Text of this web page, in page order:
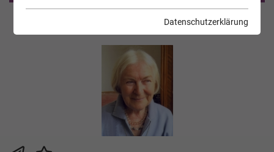
Datenschutzerklärung